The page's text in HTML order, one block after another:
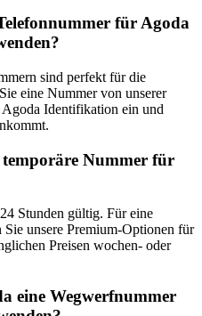
für Agoda
sind perfekt für die
eine Nummer von unserer
Agoda Identifikation ein und
Nummer für
Stunden gültig. Für eine
unsere Premium-Optionen für
Preisen wochen- oder
eine Wegwerfnummer